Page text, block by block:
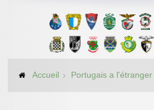
Accueil Portugais a l'étranger